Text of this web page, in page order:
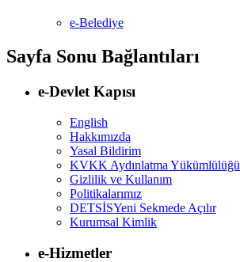
e-Belediye
Sayfa Sonu Bağlantıları
e-Devlet Kapısı
English
Hakkımızda
Yasal Bildirim
KVKK Aydınlatma Yükümlülüğü
Gizlilik ve Kullanım
Politikalarımız
DETSİSYeni Sekmede Açılır
Kurumsal Kimlik
e-Hizmetler